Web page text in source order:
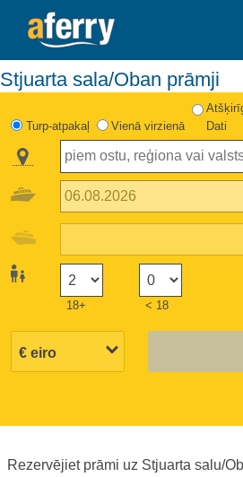
Stjuarta sala/Oban prāmji
Turp-atpakaļ Vienā virzienā
Dati
18+ < 18
Rezervējiet prāmi uz Stjuarta salu/